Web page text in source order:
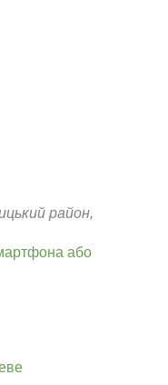
район,
або